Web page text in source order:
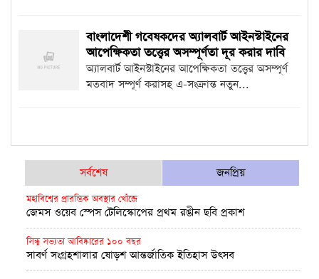
বাংলাদেশী গবেষকদের অ্যালবার্ট আইনস্টাইনের
আপেক্ষিকতা তত্ত্বের অসম্পূর্ণতা দূর করার দাবি
অ্যালবার্ট আইনস্টাইনের আপেক্ষিকতা তত্ত্বের অসম্পূর্ণ
মতবাদ সম্পূর্ণ করাসহ এ-সংক্রান্ত নতুন...
সর্বশেষ জনপ্রিয়
মহাবিশ্বের প্রারম্ভিক অবস্থার খোঁজে
জেমস ওয়েব স্পেস টেলিস্কোপের প্রথম রঙীন ছবি প্রকাশ
সিন্ধু সভ্যতা আবিষ্কারের ১০০ বছর
সাবর্ণ সংগ্রহশালার ষোড়শ আন্তর্জাতিক ইতিহাস উৎসব